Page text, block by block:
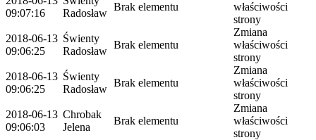
09:07:16
Radosław
Brak elementu
właściwości
strony
2018-06-13
09:06:25
Świenty
Radosław
Brak elementu
Zmiana
właściwości
strony
2018-06-13
09:06:25
Świenty
Radosław
Brak elementu
Zmiana
właściwości
strony
2018-06-13
09:06:03
Chrobak
Jelena
Brak elementu
Zmiana
właściwości
strony